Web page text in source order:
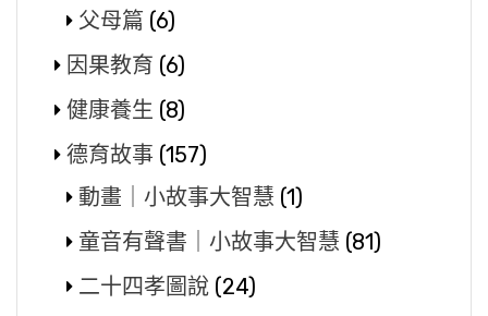
父母篇 (6)
因果教育 (6)
健康養生 (8)
德育故事 (157)
動畫｜小故事大智慧 (1)
童音有聲書｜小故事大智慧 (81)
二十四孝圖說 (24)